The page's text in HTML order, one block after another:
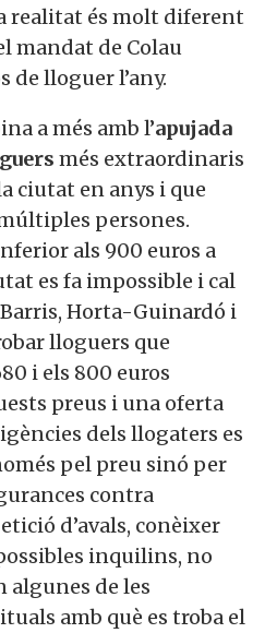
realitat és molt diferent
mandat de Colau
de lloguer l’any.
a més amb l’apujada
més extraordinaris
ciutat en anys i que
persones.
als 900 euros a
es fa impossible i cal
Horta-Guinardó i
lloguers que
i els 800 euros
preus i una oferta
dels llogaters es
pel preu sinó per
contra
d’avals, conèixer
inquilins, no
algunes de les
amb què es troba el